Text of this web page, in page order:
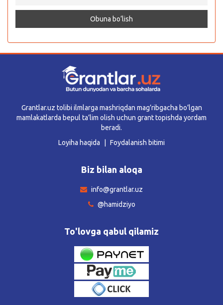
Grantlar.uz tolibi ilmlarga mashriqdan mag’ribgacha bo’lgan
mamlakatlarda bepul ta’lim olish uchun grant topishda yordam
beradi.
Loyiha haqida
Foydalanish bitimi
Biz bilan aloqa
info@grantlar.uz
@hamidziyo
To'lovga qabul qilamiz